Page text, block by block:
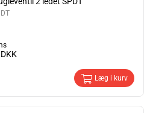
DKK
Læg i kurv